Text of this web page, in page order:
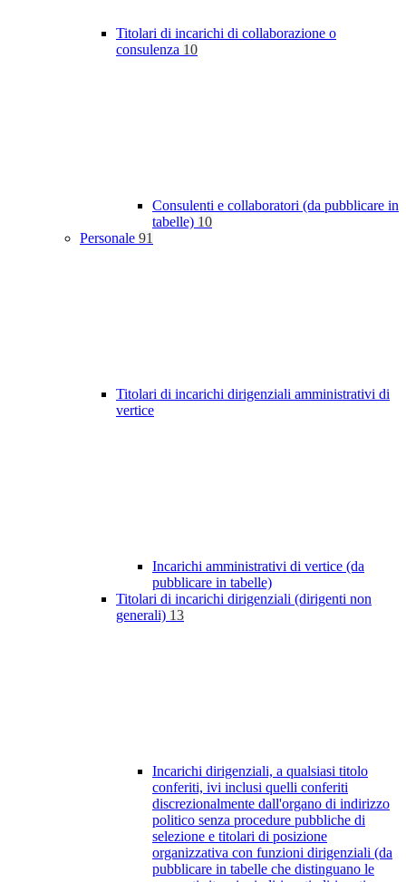
Titolari di incarichi di collaborazione o
consulenza 10
Consulenti e collaboratori (da pubblicare in
tabelle) 10
Personale 91
Titolari di incarichi dirigenziali amministrativi di
vertice
Incarichi amministrativi di vertice (da
pubblicare in tabelle)
Titolari di incarichi dirigenziali (dirigenti non
generali) 13
Incarichi dirigenziali, a qualsiasi titolo
conferiti, ivi inclusi quelli conferiti
discrezionalmente dall'organo di indirizzo
politico senza procedure pubbliche di
selezione e titolari di posizione
organizzativa con funzioni dirigenziali (da
pubblicare in tabelle che distinguano le